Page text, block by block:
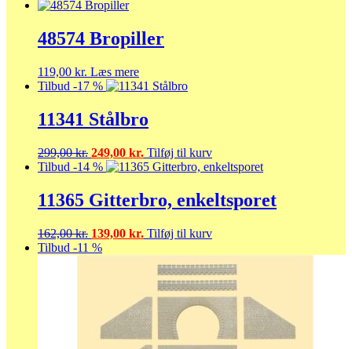
48574 Bropiller
119,00 kr. Læs mere
Tilbud -17 %
11341 Stålbro
299,00kr. Den
oprindelige
var:
299,00 kr..
249,00 kr. Den
aktuelle
249,00 kr..
Tilføj til kurv
Tilbud -14 %
11365 Gitterbro, enkeltsporet
162,00kr. Den
oprindelige
139,00 kr. Den
139,00 kr..
Tilføj til kurv
Tilbud -11 %